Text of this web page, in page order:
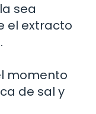
sea
el extracto
momento
de sal y